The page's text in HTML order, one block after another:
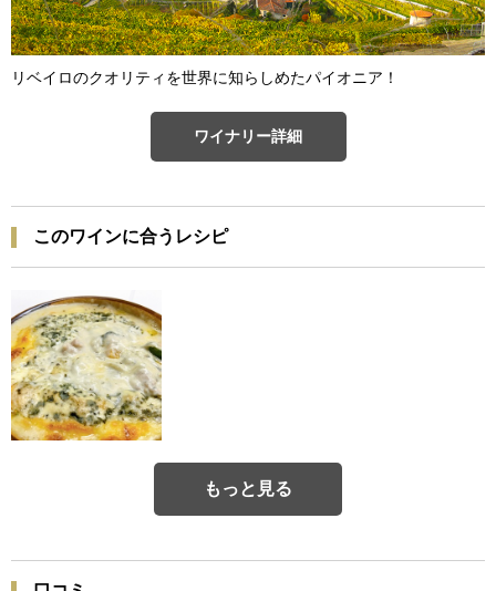
リベイロのクオリティを世界に知らしめたパイオニア！
ワイナリー詳細
このワインに合うレシピ
もっと見る